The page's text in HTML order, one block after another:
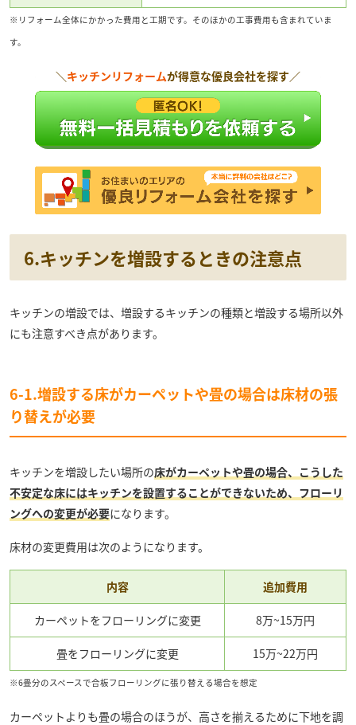
※リフォーム全体にかかった費用と工期です。そのほかの工事費用も含まれていま
す。
＼ キッチンリフォームが得意な優良会社を探す／
6.キッチンを増設するときの注意点
キッチンの増設では、増設するキッチンの種類と増設する場所以外
にも注意すべき点があります。
6-1.増設する床がカーペットや畳の場合は床材の張
り替えが必要
キッチンを増設したい場所の床がカーペットや畳の場合、こうした
不安定な床にはキッチンを設置することができないため、フローリ
ングへの変更が必要になります。
床材の変更費用は次のようになります。
内容 追加費用
カーペットをフローリングに変更 8万~15万円
畳をフローリングに変更 15万~22万円
※6畳分のスペースで合板フローリングに張り替える場合を想定
カーペットよりも畳の場合のほうが、高さを揃えるために下地を調